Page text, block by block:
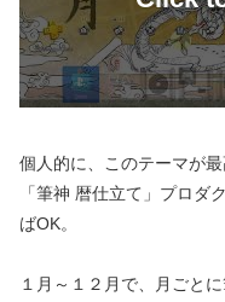
個人的に、このテーマが
「筆神 暦仕立て」プロダ
ばOK。
１月～１２月で、月ごと